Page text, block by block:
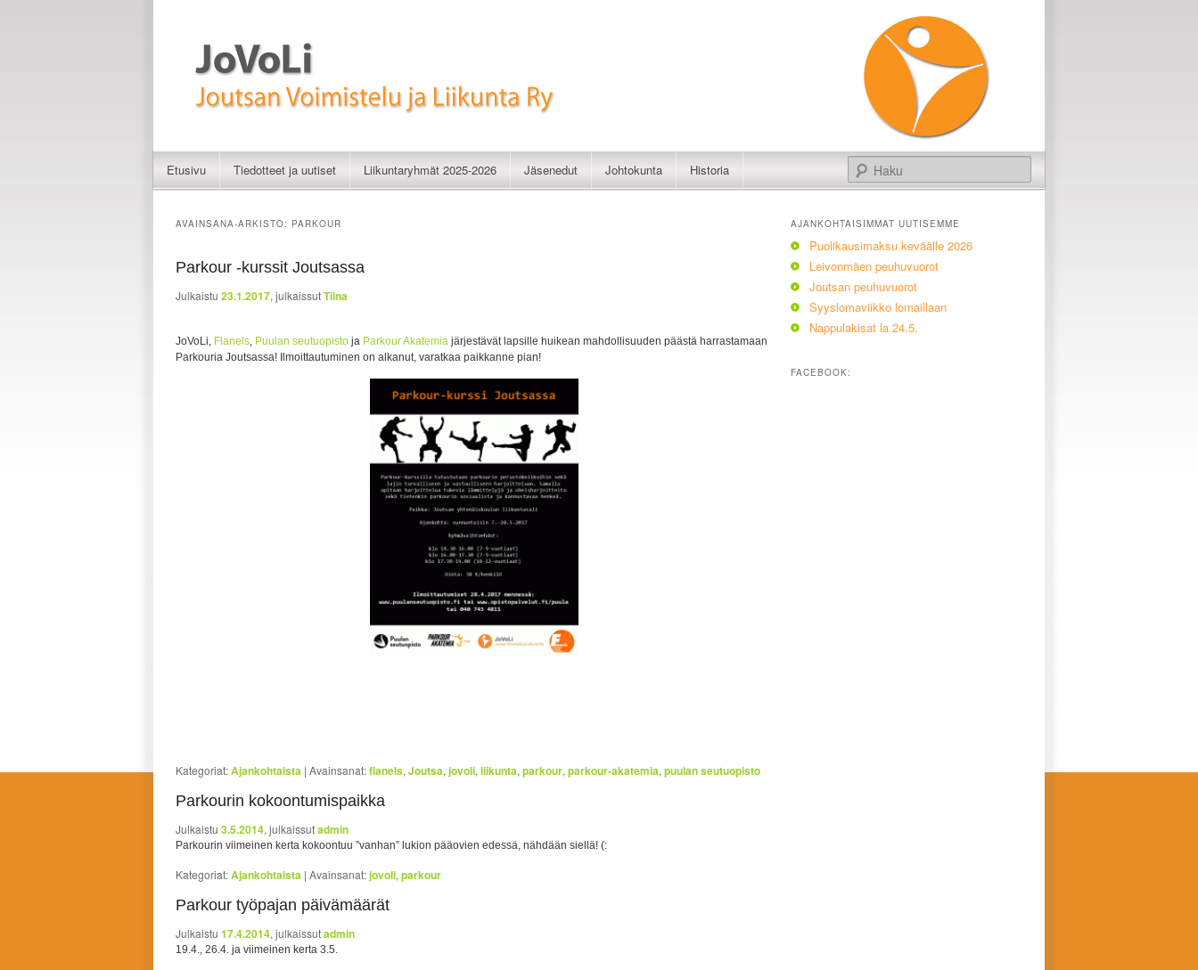
JoVoLi | Joutsan Voimistelu ja Liikunta Ry
Siirry sisältöön
Siirry toissijaiseen sisältöön
Etusivu Tiedotteet ja uutiset Liikuntaryhmät 2025-2026 Jäsenedut Johtokunta Historia
AVAINSANA-ARKISTO: PARKOUR
Parkour -kurssit Joutsassa
Julkaistu 23.1.2017, julkaissutTiina
JoVoLi, Flanels, Puulan seutuopisto ja Parkour Akatemia järjestävät lapsille huikean mahdollisuuden päästä harrastamaan
Parkouria Joutsassa! Ilmoittautuminen on alkanut, varatkaa paikkanne pian!
Kategoriat:Ajankohtaista | Avainsanat:flanels, Joutsa, jovoli, liikunta, parkour, parkour-akatemia, puulan seutuopisto
Parkourin kokoontumispaikka
Julkaistu 3.5.2014, julkaissutadmin
Parkourin viimeinen kerta kokoontuu ”vanhan” lukion pääovien edessä, nähdään siellä! (:
Kategoriat:Ajankohtaista | Avainsanat:jovoli, parkour
Parkour työpajan päivämäärät
Julkaistu 17.4.2014, julkaissutadmin
19.4., 26.4. ja viimeinen kerta 3.5.
AJANKOHTAISIMMAT UUTISEMME
Puolikausimaksu keväälle 2026
Leivonmäen peuhuvuorot
Joutsan peuhuvuorot
Syyslomaviikko lomaillaan
Nappulakisat la 24.5.
FACEBOOK: